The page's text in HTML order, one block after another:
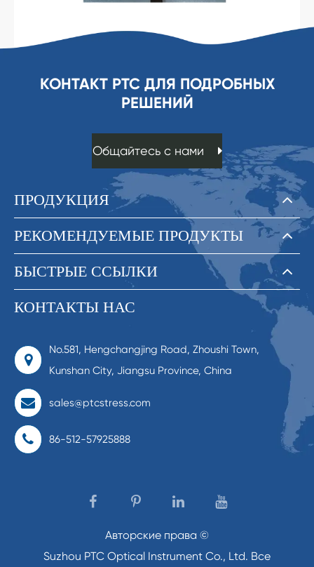
КОНТАКТ PTC ДЛЯ ПОДРОБНЫХ
РЕШЕНИЙ
Общайтесь с нами
ПРОДУКЦИЯ
РЕКОМЕНДУЕМЫЕ ПРОДУКТЫ
БЫСТРЫЕ ССЫЛКИ
КОНТАКТЫ НАС
No.581, Hengchangjing Road, Zhoushi Town,
Kunshan City, Jiangsu Province, China
sales@ptcstress.com
86-512-57925888
Авторские права ©
Suzhou PTC Optical Instrument Co., Ltd. Все